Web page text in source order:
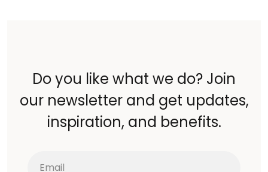
Do you like what we do? Join
our newsletter and get updates,
inspiration, and benefits.